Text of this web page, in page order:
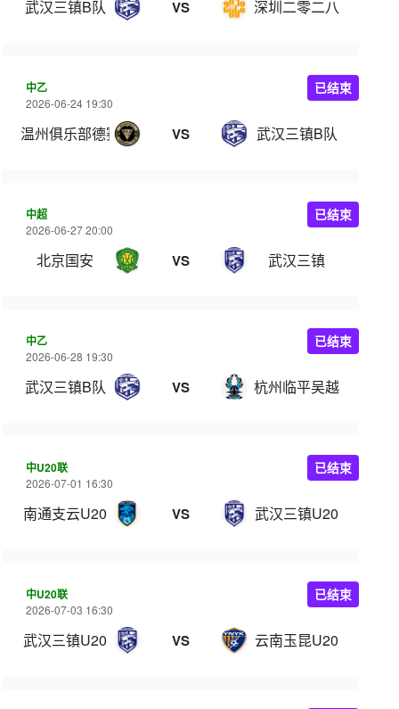
武汉三镇B队 VS 深圳二零二八
中乙
2026-06-24 19:30
温州俱乐部德赛 VS 武汉三镇B队
已结束
中超
2026-06-27 20:00
北京国安 VS 武汉三镇
已结束
中乙
2026-06-28 19:30
武汉三镇B队 VS 杭州临平吴越
已结束
中U20联
2026-07-01 16:30
南通支云U20 VS 武汉三镇U20
已结束
中U20联
2026-07-03 16:30
武汉三镇U20 VS 云南玉昆U20
已结束